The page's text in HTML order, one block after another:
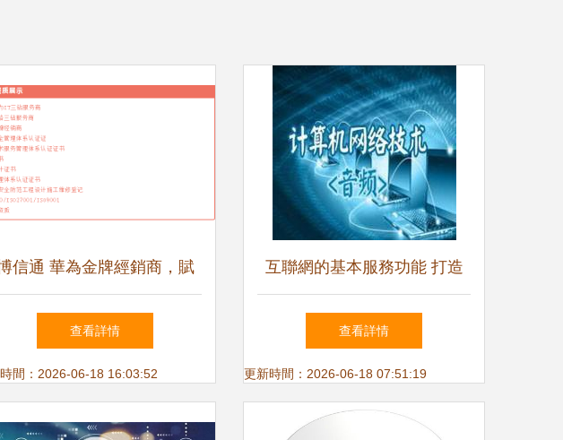
信通 華為金牌經銷商，賦
能數字化轉型的專業系統集成
服務商
查看詳情
間：2026-06-18 16:03:52
互聯網的基本服務功能 打造
數字世界的中樞神經系統
查看詳情
更新時間：2026-06-18 07:51:19